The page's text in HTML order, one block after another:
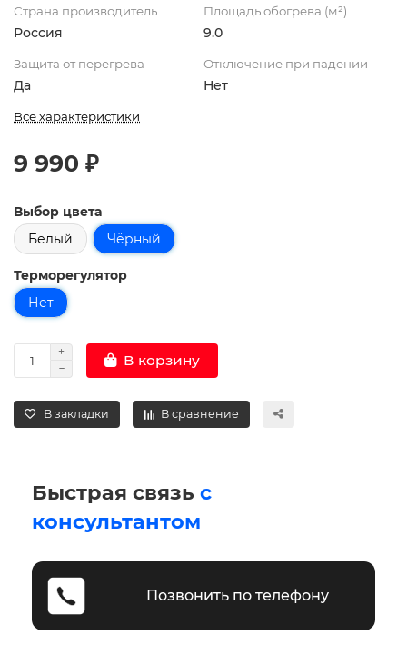
Страна производитель
Россия
Площадь обогрева (м²)
9.0
Защита от перегрева
Да
Отключение при падении
Нет
Все характеристики
9 990 ₽
Выбор цвета
Белый
Чёрный
Терморегулятор
Нет
В корзину
В закладки В сравнение
Быстрая связь с
консультантом
Позвонить по телефону